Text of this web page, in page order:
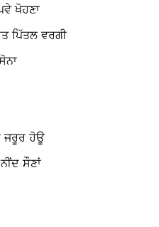
ਖੋਹਣਾ
ਪਿੱਤਲ ਵਰਗੀ
ਜਰੂਰ ਹੋਊ
ਸੌਣਾਂ